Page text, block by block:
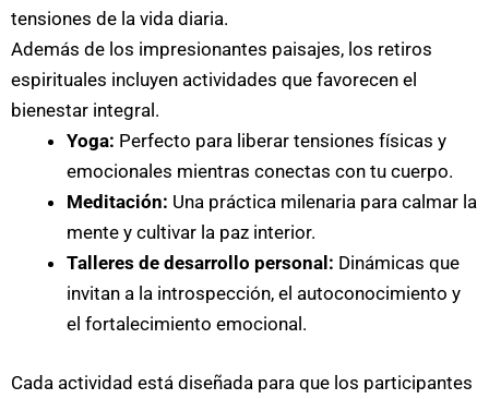
tensiones de la vida diaria.
Además de los impresionantes paisajes, los retiros
espirituales incluyen actividades que favorecen el
bienestar integral.
Yoga: Perfecto para liberar tensiones físicas y
emocionales mientras conectas con tu cuerpo.
Meditación: Una práctica milenaria para calmar la
mente y cultivar la paz interior.
Talleres de desarrollo personal: Dinámicas que
invitan a la introspección, el autoconocimiento y
el fortalecimiento emocional.
Cada actividad está diseñada para que los participantes